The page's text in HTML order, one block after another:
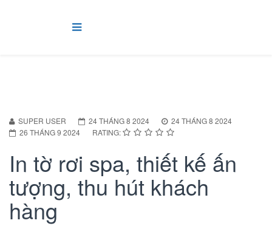
SUPER USER 24 THÁNG 8 2024
24 THÁNG 8 2024
26 THÁNG 9 2024
RATING:
In tờ rơi spa, thiết kế ấn
tượng, thu hút khách
hàng